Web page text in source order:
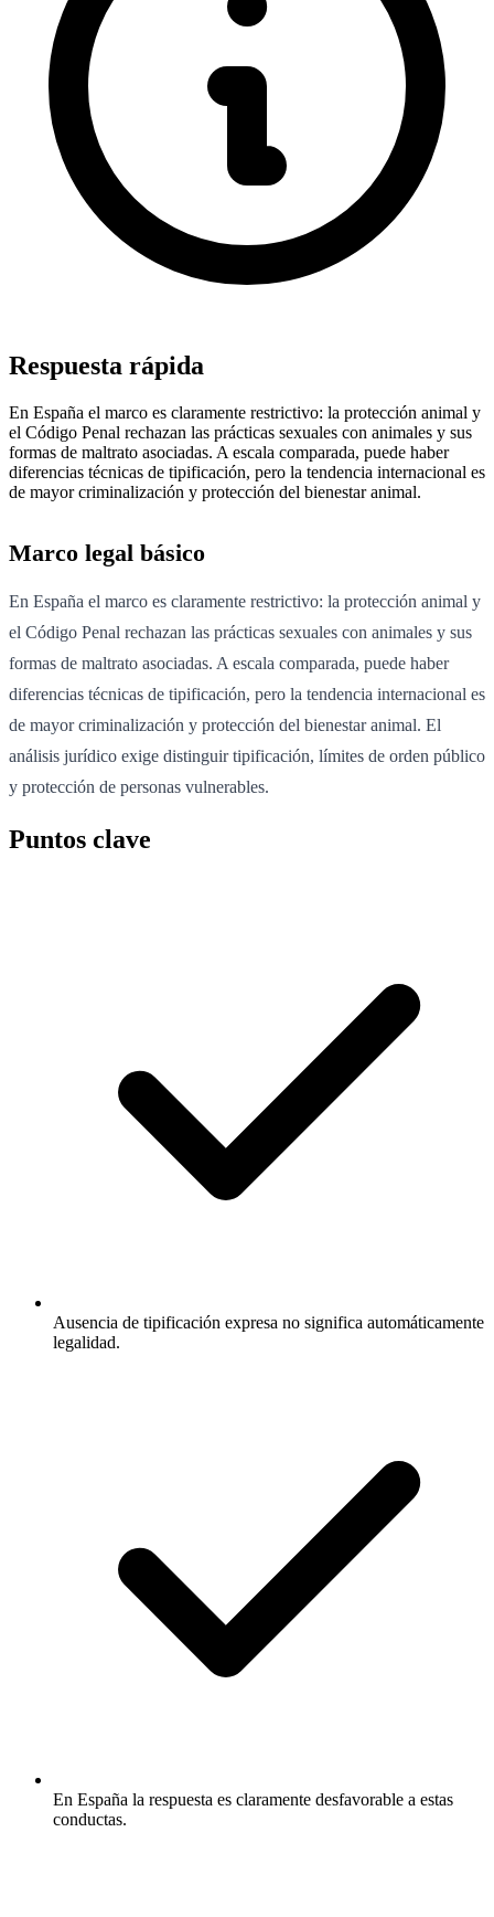
Respuesta rápida
En España el marco es claramente restrictivo: la protección animal y
el Código Penal rechazan las prácticas sexuales con animales y sus
formas de maltrato asociadas. A escala comparada, puede haber
diferencias técnicas de tipificación, pero la tendencia internacional es
de mayor criminalización y protección del bienestar animal.
Marco legal básico
En España el marco es claramente restrictivo: la protección animal y
el Código Penal rechazan las prácticas sexuales con animales y sus
formas de maltrato asociadas. A escala comparada, puede haber
diferencias técnicas de tipificación, pero la tendencia internacional es
de mayor criminalización y protección del bienestar animal. El
análisis jurídico exige distinguir tipificación, límites de orden público
y protección de personas vulnerables.
Puntos clave
Ausencia de tipificación expresa no significa automáticamente
legalidad.
En España la respuesta es claramente desfavorable a estas
conductas.